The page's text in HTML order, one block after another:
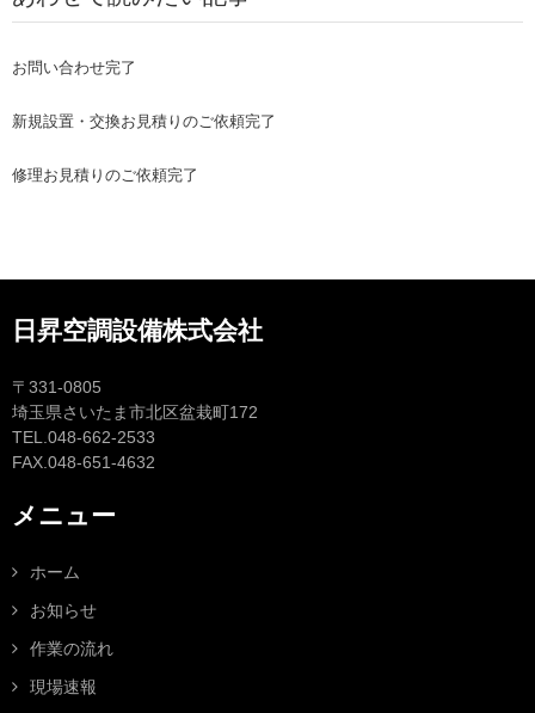
ン
お問い合わせ完了
新規設置・交換お見積りのご依頼完了
修理お見積りのご依頼完了
日昇空調設備株式会社
〒331-0805
埼玉県さいたま市北区盆栽町172
TEL.048-662-2533
FAX.048-651-4632
メニュー
ホーム
お知らせ
作業の流れ
現場速報